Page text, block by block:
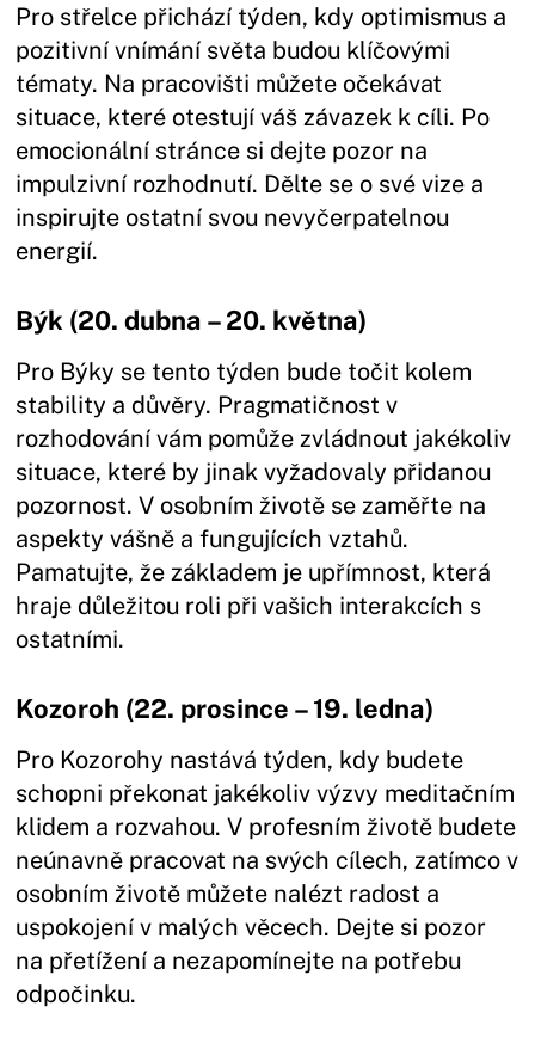
Pro střelce přichází týden, kdy optimismus a
pozitivní vnímání světa budou klíčovými
tématy. Na pracovišti můžete očekávat
situace, které otestují váš závazek k cíli. Po
emocionální stránce si dejte pozor na
impulzivní rozhodnutí. Dělte se o své vize a
inspirujte ostatní svou nevyčerpatelnou
energií.
Býk (20. dubna – 20. května)
Pro Býky se tento týden bude točit kolem
stability a důvěry. Pragmatičnost v
rozhodování vám pomůže zvládnout jakékoliv
situace, které by jinak vyžadovaly přidanou
pozornost. V osobním životě se zaměřte na
aspekty vášně a fungujících vztahů.
Pamatujte, že základem je upřímnost, která
hraje důležitou roli při vašich interakcích s
ostatními.
Kozoroh (22. prosince – 19. ledna)
Pro Kozorohy nastává týden, kdy budete
schopni překonat jakékoliv výzvy meditačním
klidem a rozvahou. V profesním životě budete
neúnavně pracovat na svých cílech, zatímco v
osobním životě můžete nalézt radost a
uspokojení v malých věcech. Dejte si pozor
na přetížení a nezapomínejte na potřebu
odpočinku.